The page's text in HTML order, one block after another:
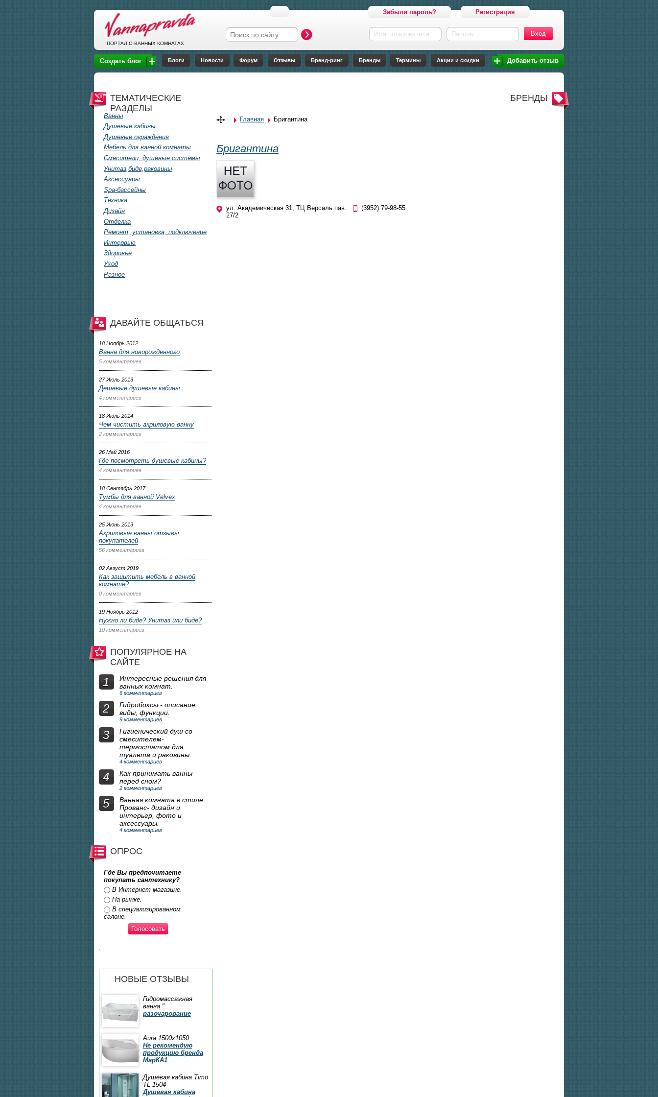
ПОРТАЛ О ВАННЫХ КОМНАТАХ
Забыли пароль? Регистрация
Форма поиска Имя пользователя Пароль
Создать блог Блоги Новости Форум Отзывы Бренд-ринг Бренды Термины Акции и скидки Добавить отзыв
ТЕМАТИЧЕСКИЕ
РАЗДЕЛЫ
Ванны
Душевые кабины
Душевые ограждения
Мебель для ванной комнаты
Смесители, душевые системы
Унитаз,биде,раковины
Аксессуары
Spa-бассейны
Техника
Дизайн
Отделка
Ремонт, установка, подключение
Интервью
Здоровье
Уход
Разное
ДАВАЙТЕ ОБЩАТЬСЯ
18 Ноябрь 2012
Ванна для новорожденного
5 комментариев
27 Июль 2013
Дешевые душевые кабины
4 комментариев
18 Июль 2014
Чем чистить акриловую ванну
2 комментариев
26 Май 2016
Где посмотреть душевые кабины?
4 комментариев
18 Сентябрь 2017
Тумбы для ванной Velvex
4 комментариев
25 Июнь 2013
Акриловые ванны отзывы
покупателей
56 комментариев
02 Август 2019
Как защитить мебель в ванной
комнате?
0 комментариев
19 Ноябрь 2012
Нужно ли биде? Унитаз или биде?
10 комментариев
ПОПУЛЯРНОЕ НА
САЙТЕ
1
Интересные решения для
ванных комнат.
6 комментариев
2
Гидробоксы - описание,
виды, функции.
9 комментариев
3
Гигиенический душ со
смесителем-
термостатом для
туалета и раковины.
4 комментариев
4
Как принимать ванны
перед сном?
2 комментариев
5
Ванная комната в стиле
Прованс- дизайн и
интерьер, фото и
аксессуары.
4 комментариев
ОПРОС
Где Вы предпочитаете
покупать сантехнику?
Ответы
В Интернет магазине.
На рынке.
В специализированном
салоне.
НОВЫЕ ОТЗЫВЫ
Гидромассажная
ванна "...
разочарование
Aura 1500x1050
Не рекомендую
продукцию бренда
МарКА1
Душевая кабина Timo
TL-1504
Душевая кабина
БРЕНДЫ
Вы здесь
Главная Бригантина
Бригантина
ул. Академическая 31, ТЦ Версаль пав.
27/2
(3952) 79-98-55